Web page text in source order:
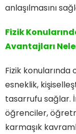
anlaşılmasını
Fizik
Avantajları
Fizik
esneklik,
tasarrufu sağlar.
öğrenciler,
karmaşık